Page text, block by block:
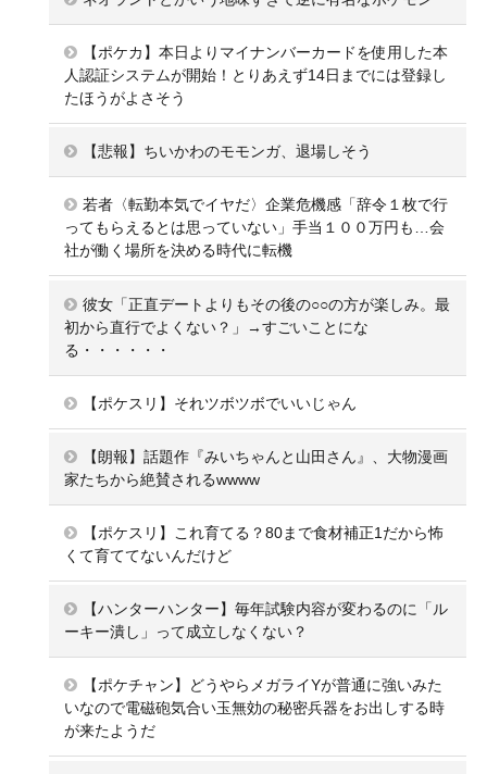
【ポケカ】本日よりマイナンバーカードを使用した本
人認証システムが開始！とりあえず14日までには登録し
たほうがよさそう
【悲報】ちいかわのモモンガ、退場しそう
若者〈転勤本気でイヤだ〉企業危機感「辞令１枚で行
ってもらえるとは思っていない」手当１００万円も…会
社が働く場所を決める時代に転機
彼女「正直デートよりもその後の○○の方が楽しみ。最
初から直行でよくない？」→すごいことにな
る・・・・・・
【ポケスリ】それツボツボでいいじゃん
【朗報】話題作『みいちゃんと山田さん』、大物漫画
家たちから絶賛されるwwww
【ポケスリ】これ育てる？80まで食材補正1だから怖
くて育ててないんだけど
【ハンターハンター】毎年試験内容が変わるのに「ル
ーキー潰し」って成立しなくない？
【ポケチャン】どうやらメガライYが普通に強いみた
いなので電磁砲気合い玉無効の秘密兵器をお出しする時
が来たようだ